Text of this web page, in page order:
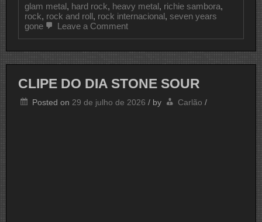
glam metal, hard rock, heavy metal, richie sambora,
rock, rock and roll, rock internacional, seven years
gone
Leave a Commenton
RICHIE
CLIPE DO DIA STONE SOUR
Posted on 29 de julho de 2026 / by Carlão /